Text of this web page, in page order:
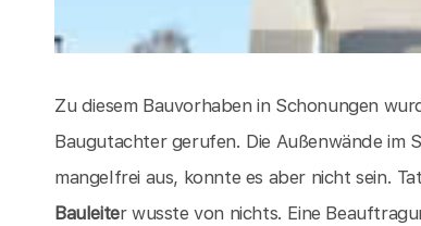
Zu diesem Bauvorhaben in Schonungen
Baugutachter gerufen. Die Außenwände im
mangelfrei aus, konnte es aber nicht sein.
Bauleiter wusste von nichts. Eine